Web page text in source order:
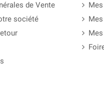
de Vente
société